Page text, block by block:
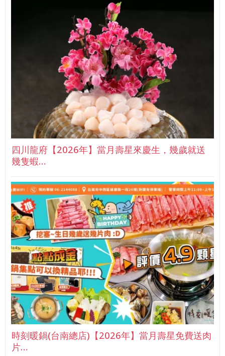
四川龍府【2026年】當月壽星來慶生，幾歲就送
幾隻蝦…
時刻暖鍋(台南總店)【2026年】當月壽星免費送肉
片…